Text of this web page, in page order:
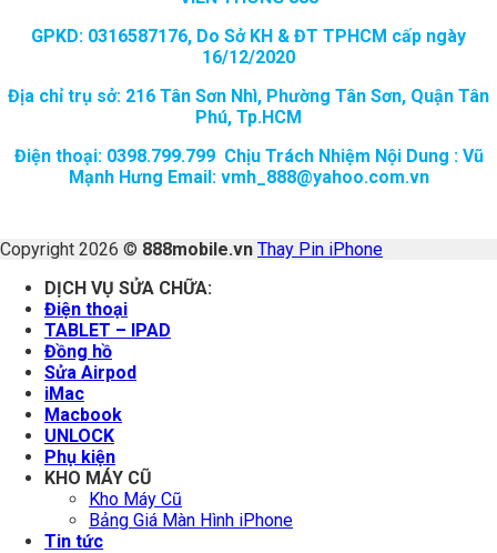
GPKD: 0316587176, Do Sở KH & ĐT TPHCM cấp ngày
16/12/2020
Địa chỉ trụ sở: 216 Tân Sơn Nhì, Phường Tân Sơn, Quận Tân
Phú, Tp.HCM
Điện thoại: 0398.799.799 Chịu Trách Nhiệm Nội Dung : Vũ
Mạnh Hưng Email: vmh_888@yahoo.com.vn
Copyright 2026 © 888mobile.vn Thay Pin iPhone
DỊCH VỤ SỬA CHỮA:
Điện thoại
TABLET – IPAD
Đồng hồ
Sửa Airpod
iMac
Macbook
UNLOCK
Phụ kiện
KHO MÁY CŨ
Kho Máy Cũ
Bảng Giá Màn Hình iPhone
Tin tức